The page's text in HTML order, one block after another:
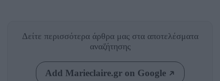
Δείτε περισσότερα άρθρα μας στα αποτελέσματα
αναζήτησης
Add Marieclaire.gr on Google